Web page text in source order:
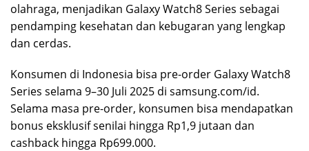
olahraga, menjadikan Galaxy Watch8 Series sebagai
pendamping kesehatan dan kebugaran yang lengkap
dan cerdas.
Konsumen di Indonesia bisa pre-order Galaxy Watch8
Series selama 9–30 Juli 2025 di samsung.com/id.
Selama masa pre-order, konsumen bisa mendapatkan
bonus eksklusif senilai hingga Rp1,9 jutaan dan
cashback hingga Rp699.000.